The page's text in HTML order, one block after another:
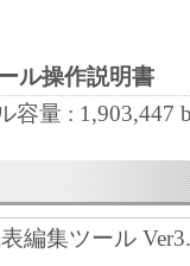
ル操作説明書
容量 : 1,903,447
編集ツール